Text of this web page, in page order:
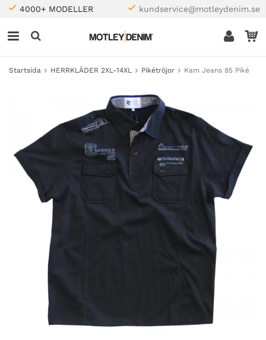
4000+ MODELLER kundservice@motleydenim.se
Startsida HERRKLÄDER 2XL-14XL Pikétröjor Kam Jeans 85 Piké